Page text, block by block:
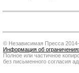
© Независимая Пресса
Информация об
Полное или частичное
без письменного согласия